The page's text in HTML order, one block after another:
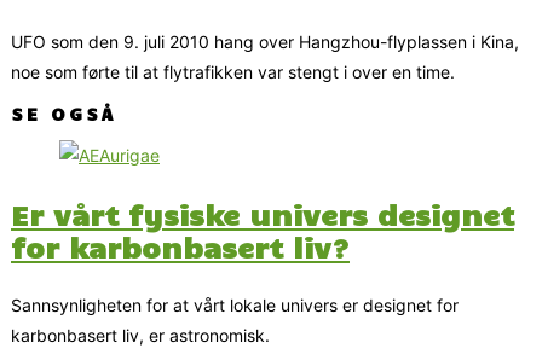
UFO som den 9. juli 2010 hang over Hangzhou-flyplassen i Kina,
noe som førte til at flytrafikken var stengt i over en time.
SE OGSÅ
Er vårt fysiske univers designet
for karbonbasert liv?
Sannsynligheten for at vårt lokale univers er designet for
karbonbasert liv, er astronomisk.